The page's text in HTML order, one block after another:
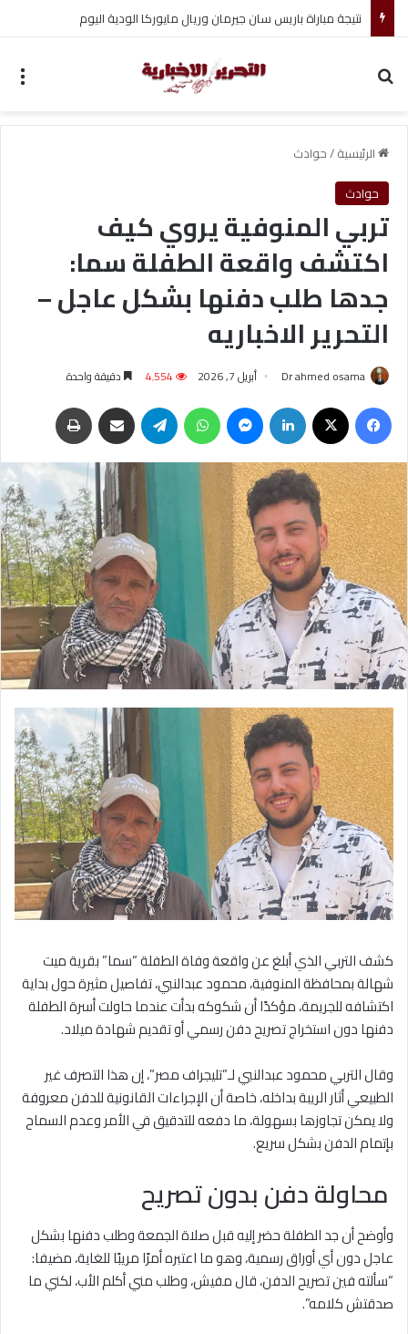
تغييرات جديدة تشهدها قيادة مجلس الأمن القومي الإيراني
الرئيسية/حوادث
حوادث
تربي المنوفية يروي كيف
اكتشف واقعة الطفلة سما:
جدها طلب دفنها بشكل عاجل –
التحرير الاخباريه
Dr ahmed osama أبريل 7, 2026 4٬554 دقيقة واحدة
كشف التربي الذي أبلغ عن واقعة وفاة الطفلة “سما” بقرية ميت
شهالة بمحافظة المنوفية، محمود عبدالنبي، تفاصيل مثيرة حول بداية
اكتشافه للجريمة، مؤكدًا أن شكوكه بدأت عندما حاولت أسرة الطفلة
دفنها دون استخراج تصريح دفن رسمي أو تقديم شهادة ميلاد.
وقال التربي محمود عبدالنبي لـ”تليجراف مصر”، إن هذا التصرف غير
الطبيعي أثار الريبة بداخله، خاصة أن الإجراءات القانونية للدفن معروفة
ولا يمكن تجاوزها بسهولة، ما دفعه للتدقيق في الأمر وعدم السماح
بإتمام الدفن بشكل سريع.
محاولة دفن بدون تصريح
وأوضح أن جد الطفلة حضر إليه قبل صلاة الجمعة وطلب دفنها بشكل
عاجل دون أي أوراق رسمية، وهو ما اعتبره أمرًا مريبًا للغاية، مضيفا:
“سألته فين تصريح الدفن، قال مفيش، وطلب مني أكلم الأب، لكني ما
صدقتش كلامه”.